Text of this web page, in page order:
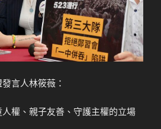
言人林筱薇：
權、親子友善、守護主權的立場